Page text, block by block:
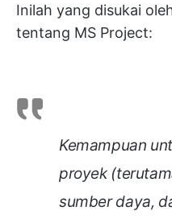
Inilah yang disukai
tentang MS Project:
Kemampuan
proyek
sumber daya,